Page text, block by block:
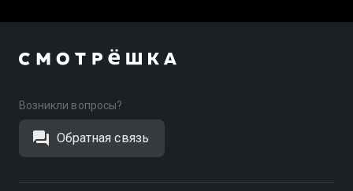
Возникли вопросы?
Обратная связь